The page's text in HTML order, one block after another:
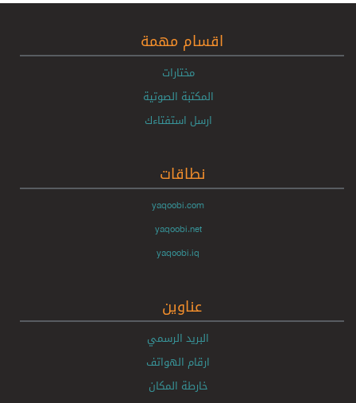
اقسام مهمة
مختارات
المكتبة الصوتية
ارسل استفتاءك
نطاقات
yaqoobi.com
yaqoobi.net
yaqoobi.iq
عناوين
البريد الرسمي
ارقام الهواتف
خارطة المكان